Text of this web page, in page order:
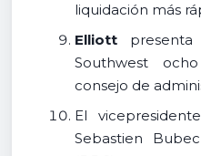
liquidación más
Elliottpresenta
Southwest
consejo de
El
Sebastien